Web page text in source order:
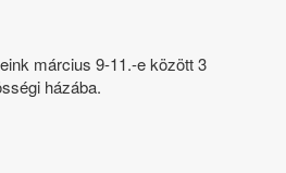
március 9-11.-e között 3
házába.